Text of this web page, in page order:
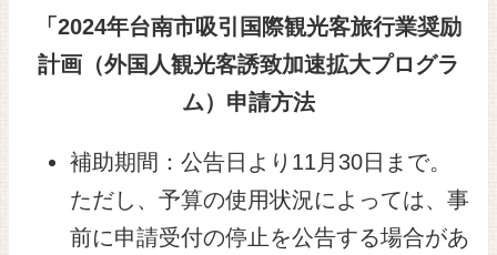
「 2024年台南市吸引国際観光客旅行業奨励
計画（外国人観光客誘致加速拡大プログラ
ム）申請方法
補助期間：公告日より11月30日まで。
ただし、予算の使用状況によっては、事
前に申請受付の停止を公告する場合があ